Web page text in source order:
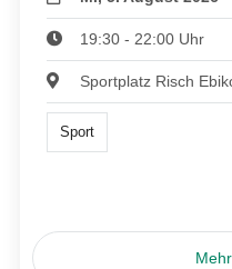
19:30 - 22:00 Uhr
Sportplatz Risch
Sport